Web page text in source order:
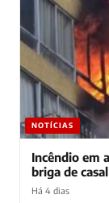
NOTÍCIAS
Incêndio em
briga de casal
Há 4 dias